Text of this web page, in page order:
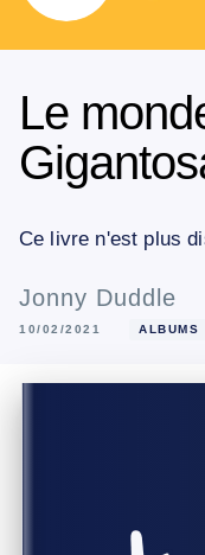
Le
Ce livre n'est plus
Jonny Duddle
10/02/2021 ALBUMS